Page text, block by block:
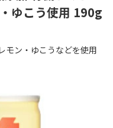
ゆこう使用 190g
モン・ゆこうなどを使用